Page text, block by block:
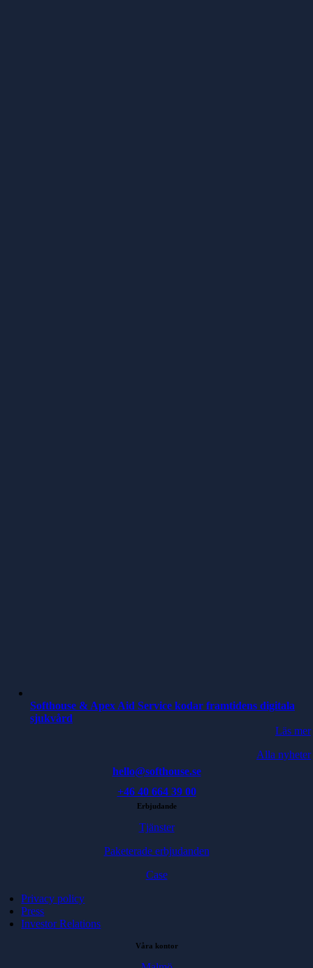
Softhouse & Apex Aid Service kodar framtidens digitala
sjukvård
Läs mer
Alla nyheter
hello@softhouse.se
+46 40 664 39 00
Erbjudande
Tjänster
Paketerade erbjudanden
Case
Privacy policy
Press
Investor Relations
Våra kontor